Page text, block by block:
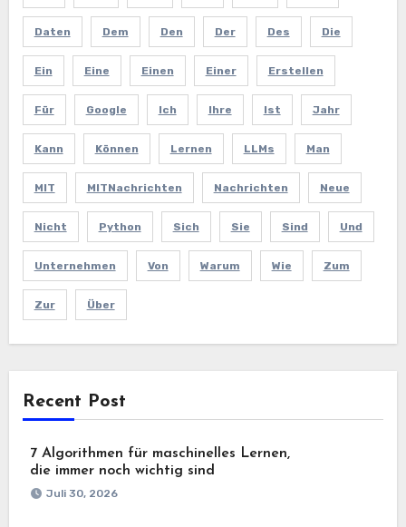
Daten Dem Den Der Des Die
Ein Eine Einen Einer Erstellen
Für Google Ich Ihre Ist Jahr
Kann Können Lernen LLMs Man
MIT MITNachrichten Nachrichten Neue
Nicht Python Sich Sie Sind Und
Unternehmen Von Warum Wie Zum
Zur Über
Recent Post
7 Algorithmen für maschinelles Lernen,
die immer noch wichtig sind
Juli 30, 2026